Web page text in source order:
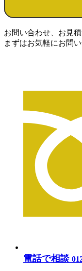
お問い合わせ、お見
まずはお気軽にお問
電話で相談